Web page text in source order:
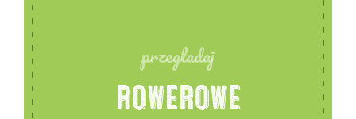
przegladaj
ROWEROWE